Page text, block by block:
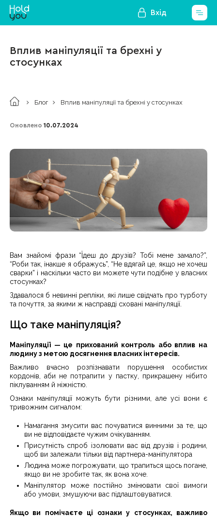
Вхід
Вплив маніпуляції та брехні у
стосунках
Блог Вплив маніпуляції та брехні у стосунках
Оновлено 10.07.2024
Вам знайомі фрази “Їдеш до друзів? Тобі мене замало?”,
“Роби так, інакше я ображусь”, “Не вдягай це, якщо не хочеш
сварки” і наскільки часто ви можете чути подібне у власних
стосунках?
Здавалося б невинні репліки, які лише свідчать про турботу
та почуття, за якими ж насправді сховані маніпуляції.
Що таке маніпуляція?
Маніпуляції — це прихований контроль або вплив на
людину з метою досягнення власних інтересів.
Важливо вчасно розпізнавати порушення особистих
кордонів, аби не потрапити у пастку, прикрашену нібито
піклуванням й ніжністю.
Ознаки маніпуляції можуть бути різними, але усі вони є
тривожним сигналом:
Намагання змусити вас почуватися винними за те, що
ви не відповідаєте чужим очікуванням.
Присутність спроб ізолювати вас від друзів і родини,
щоб ви залежали тільки від партнера-маніпулятора
Людина може погрожувати, що трапиться щось погане,
якщо ви не зробите так, як вона хоче.
Маніпулятор може постійно змінювати свої вимоги
або умови, змушуючи вас підлаштовуватися.
Якщо ви помічаєте ці ознаки у стосунках, важливо